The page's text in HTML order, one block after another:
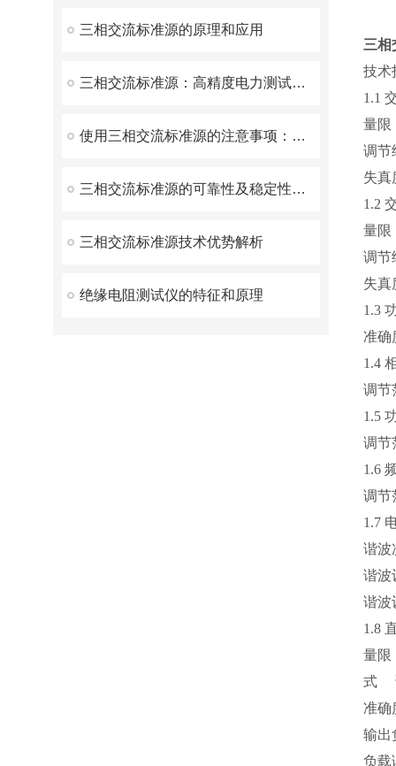
三相交流标准源的原理和应用
三相交流标准源：高精度电力测试的核心利器
使用三相交流标准源的注意事项：保障安全与精准测量的关键指南
三相交流标准源的可靠性及稳定性研究
三相交流标准源技术优势解析
绝缘电阻测试仪的特征和原理
三相
技术
1.1
量限
调节
失真
1.2
量限
调节
失真
1.3
准确
1.4
调节
1.5
调节
1.6
调节
1.7
谐波
谐波
谐波
1.8
量限
式
准确
输出
负载